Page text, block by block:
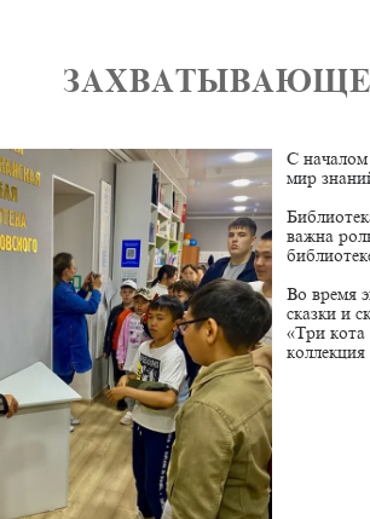
С началом
мир
важна
Во время
сказки и
«Три кота